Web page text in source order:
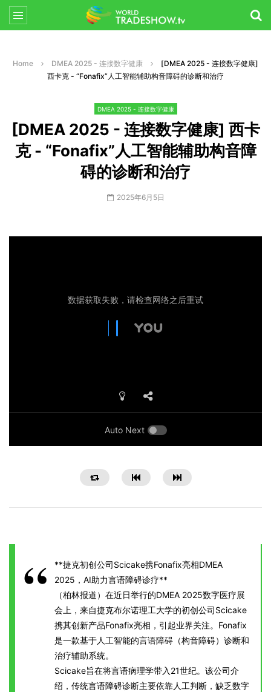
Home DMEA 2025 - 连接数字健康
[DMEA 2025 - 连接数字健康]
西卡克 - “Fonafix”人工智能辅助构音障碍的诊断和治疗
DMEA 2025 - 连接数字健康
[DMEA 2025 - 连接数字健康] 西卡
克 - “Fonafix”人工智能辅助构音障
碍的诊断和治疗
2025年6月5日
Auto Next
**捷克初创公司Scicake携Fonafix亮相DMEA
2025，AI助力言语障碍诊疗**
（柏林报道）在近日举行的DMEA 2025数字医疗展
会上，来自捷克布尔诺理工大学的初创公司Scicake
携其创新产品Fonafix亮相，引起业界关注。Fonafix
是一款基于人工智能的言语障碍（构音障碍）诊断和
治疗辅助系统。
Scicake旨在将言语病理学带入21世纪。该公司介
绍，传统言语障碍诊断主要依靠人工判断，缺乏数字